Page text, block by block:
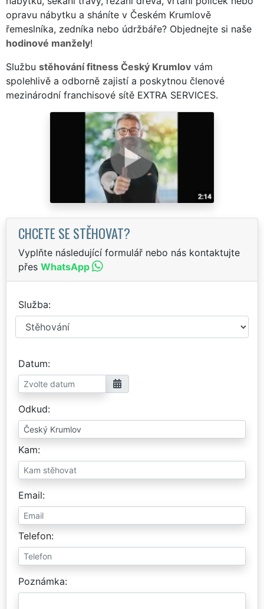
opravu nábytku a sháníte v Českém Krumlově
řemeslníka, zedníka nebo údržbáře? Objednejte si naše
hodinové manžely!
Službu stěhování fitness Český Krumlov vám
spolehlivě a odborně zajistí a poskytnou členové
mezinárodní franchisové sítě EXTRA SERVICES.
CHCETE SE STĚHOVAT?
Vyplňte následující formulář nebo nás kontaktujte
přes WhatsApp
Služba
Datum
Odkud
Kam
Email
Telefon
Poznámka